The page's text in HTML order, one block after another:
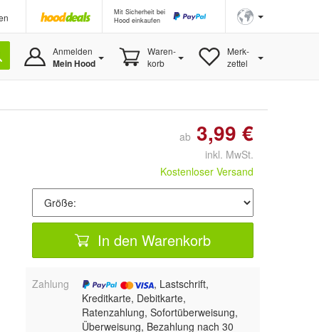
Mit Sicherheit bei
Hood einkaufen
Anmelden
Mein Hood
Waren-
korb
Merk-
zettel
ab 3,99 €
inkl. MwSt.
Kostenloser Versand
In den Warenkorb
Zahlung
, Lastschrift,
Kreditkarte, Debitkarte,
Ratenzahlung, Sofortüberweisung,
Überweisung, Bezahlung nach 30